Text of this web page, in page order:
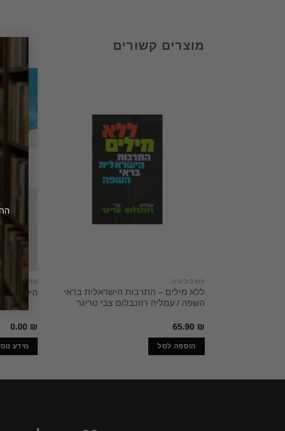
מוצרים קשורים
פסיכולוגיה
ללא מילים – התרבות הישראלית בראי
השפה / עמליה רוזנבלום צבי טריגר
65.90 ₪
הוספה לסל
ספרים
היסטוריה
0.00 ₪
מידע